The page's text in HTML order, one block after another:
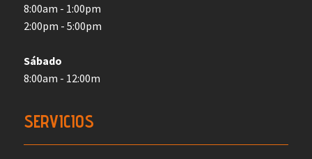
8:00am - 1:00pm
2:00pm - 5:00pm
Sábado
8:00am - 12:00m
SERVICIOS